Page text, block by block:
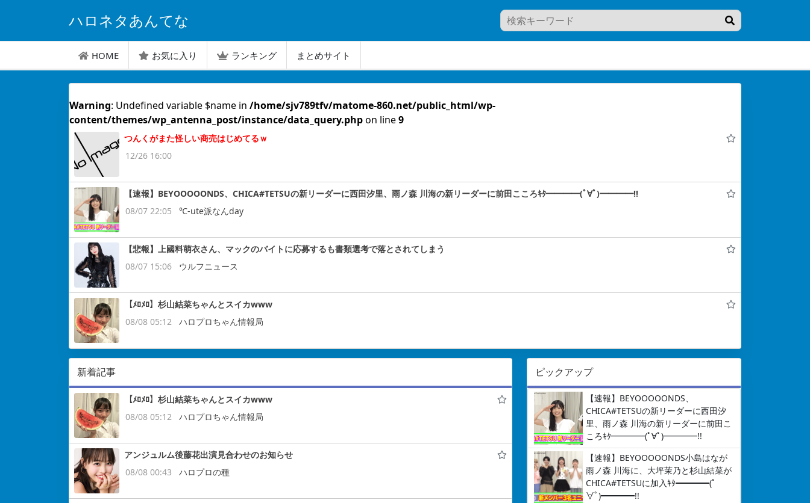
ハロネタあんてな
HOME お気に入り ランキング まとめサイト
Warning: Undefined variable $name in /home/sjv789tfv/matome-860.net/public_html/wp-
content/themes/wp_antenna_post/instance/data_query.phpon line9
つんくがまた怪しい商売はじめてるｗ
12/26 16:00
【速報】BEYOOOOONDS、CHICA#TETSUの新リーダーに西田汐里、雨ノ森 川海の新リーダーに前田こころｷﾀ━━━━(ﾟ∀ﾟ)━━━━!!
08/07 22:05
℃-ute派なんday
【悲報】上國料萌衣さん、マックのバイトに応募するも書類選考で落とされてしまう
08/07 15:06
ウルフニュース
【ﾒﾛﾒﾛ】杉山結菜ちゃんとスイカwww
08/08 05:12
ハロプロちゃん情報局
ピックアップ
【速報】BEYOOOOONDS、
CHICA#TETSUの新リーダーに西田汐
里、雨ノ森 川海の新リーダーに前田こ
ころｷﾀ━━━━(ﾟ∀ﾟ)━━━━!!
【速報】BEYOOOOONDS小島はなが
雨ノ森 川海に、大坪茉乃と杉山結菜が
CHICA#TETSUに加入ｷﾀ━━━━(ﾟ
∀ﾟ)━━━━!!
新着記事
【ﾒﾛﾒﾛ】杉山結菜ちゃんとスイカwww
08/08 05:12
ハロプロちゃん情報局
アンジュルム後藤花出演見合わせのお知らせ
08/08 00:43
ハロプロの種